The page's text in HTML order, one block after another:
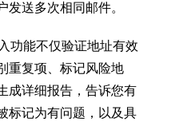
送多次相同邮件。
功能不仅验证地址有效
重复项、标记风险地
成详细报告，告诉您有
标记为有问题，以及具